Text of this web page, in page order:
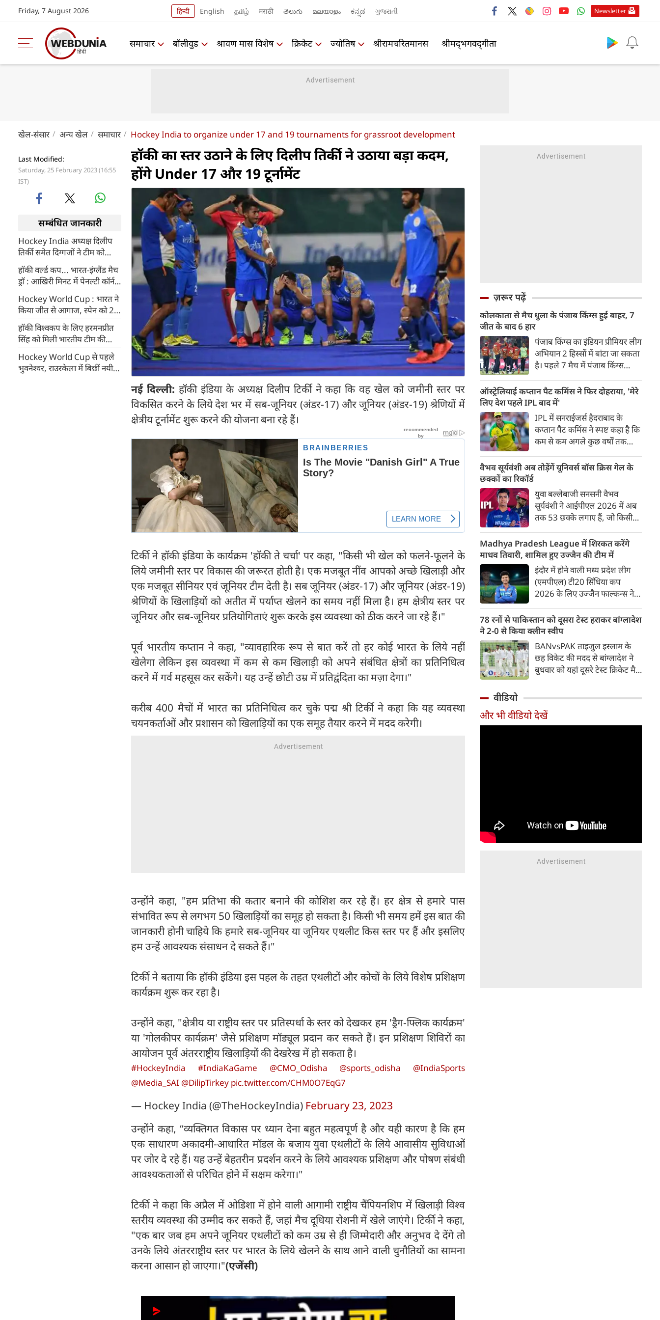
Friday, 7 August 2026 हिन्दी English தமிழ் मराठी తెలుగు മലയാളം ಕನ್ನಡ ગુજરાતી Newsletter
समाचार बॉलीवुड श्रावण मास विशेष क्रिकेट ज्योतिष श्रीरामचरितमानस श्रीमद्‍भगवद्‍गीता
खेल-संसार अन्य खेल समाचार Hockey India to organize under 17 and 19 tournaments for grassroot development
Last Modified:
Saturday, 25 February 2023 (16:55
IST)
सम्बंधित जानकारी
Hockey India अध्यक्ष दिलीप
तिर्की समेत दिग्गजों ने टीम को
विश्वकप में औसत प्रदर्शन पर
लताड़ा
हॉकी वर्ल्ड कप... भारत-इंग्लैंड मैच
ड्रॉ : आखिरी मिनट में पेनल्टी कॉर्नर
चूका इंग्लैंड, भारत ग्रुप-डी में अब
भी नंबर-2
Hockey World Cup : भारत ने
किया जीत से आगाज, स्पेन को 2-0
से हराया
हॉकी विश्वकप के लिए हरमनप्रीत
सिंह को मिली भारतीय टीम की
कमान, यह है पूरी टीम
Hockey World Cup से पहले
भुवनेश्वर, राउरकेला में बिछीं नयी
हॉकी का स्तर उठाने के लिए दिलीप तिर्की ने उठाया बड़ा कदम,
होंगे Under 17 और 19 टूर्नामेंट
नई दिल्ली: हॉकी इंडिया के अध्यक्ष दिलीप टिर्की ने कहा कि वह खेल को जमीनी स्तर पर
विकसित करने के लिये देश भर में सब-जूनियर (अंडर-17) और जूनियर (अंडर-19) श्रेणियों में
क्षेत्रीय टूर्नामेंट शुरू करने की योजना बना रहे हैं।
टिर्की ने हॉकी इंडिया के कार्यक्रम 'हॉकी ते चर्चा' पर कहा, "किसी भी खेल को फलने-फूलने के
लिये जमीनी स्तर पर विकास की जरूरत होती है। एक मजबूत नींव आपको अच्छे खिलाड़ी और
एक मजबूत सीनियर एवं जूनियर टीम देती है। सब जूनियर (अंडर-17) और जूनियर (अंडर-19)
श्रेणियों के खिलाड़ियों को अतीत में पर्याप्त खेलने का समय नहीं मिला है। हम क्षेत्रीय स्तर पर
जूनियर और सब-जूनियर प्रतियोगिताएं शुरू करके इस व्यवस्था को ठीक करने जा रहे हैं।"
पूर्व भारतीय कप्तान ने कहा, "व्यावहारिक रूप से बात करें तो हर कोई भारत के लिये नहीं
खेलेगा लेकिन इस व्यवस्था में कम से कम खिलाड़ी को अपने संबंधित क्षेत्रों का प्रतिनिधित्व
करने में गर्व महसूस कर सकेंगे। यह उन्हें छोटी उम्र में प्रतिद्वंदिता का मज़ा देगा।"
करीब 400 मैचों में भारत का प्रतिनिधित्व कर चुके पद्म श्री टिर्की ने कहा कि यह व्यवस्था
चयनकर्ताओं और प्रशासन को खिलाड़ियों का एक समूह तैयार करने में मदद करेगी।
उन्होंने कहा, "हम प्रतिभा की कतार बनाने की कोशिश कर रहे हैं। हर क्षेत्र से हमारे पास
संभावित रूप से लगभग 50 खिलाड़ियों का समूह हो सकता है। किसी भी समय हमें इस बात की
जानकारी होनी चाहिये कि हमारे सब-जूनियर या जूनियर एथलीट किस स्तर पर हैं और इसलिए
हम उन्हें आवश्यक संसाधन दे सकते हैं।"
टिर्की ने बताया कि हॉकी इंडिया इस पहल के तहत एथलीटों और कोचों के लिये विशेष प्रशिक्षण
कार्यक्रम शुरू कर रहा है।
उन्होंने कहा, "क्षेत्रीय या राष्ट्रीय स्तर पर प्रतिस्पर्धा के स्तर को देखकर हम 'ड्रैग-फ्लिक कार्यक्रम'
या 'गोलकीपर कार्यक्रम' जैसे प्रशिक्षण मॉड्यूल प्रदान कर सकते हैं। इन प्रशिक्षण शिविरों का
आयोजन पूर्व अंतरराष्ट्रीय खिलाड़ियों की देखरेख में हो सकता है।
#HockeyIndia #IndiaKaGame @CMO_Odisha @sports_odisha
@IndiaSports
@Media_SAI @DilipTirkey pic.twitter.com/CHM0O7EqG7
— Hockey India (@TheHockeyIndia) February 23, 2023
उन्होंने कहा, “व्यक्तिगत विकास पर ध्यान देना बहुत महत्वपूर्ण है और यही कारण है कि हम
एक साधारण अकादमी-आधारित मॉडल के बजाय युवा एथलीटों के लिये आवासीय सुविधाओं
पर जोर दे रहे हैं। यह उन्हें बेहतरीन प्रदर्शन करने के लिये आवश्यक प्रशिक्षण और पोषण संबंधी
आवश्यकताओं से परिचित होने में सक्षम करेगा।"
टिर्की ने कहा कि अप्रैल में ओडिशा में होने वाली आगामी राष्ट्रीय चैंपियनशिप में खिलाड़ी विश्व
स्तरीय व्यवस्था की उम्मीद कर सकते हैं, जहां मैच दूधिया रोशनी में खेले जाएंगे। टिर्की ने कहा,
"एक बार जब हम अपने जूनियर एथलीटों को कम उम्र से ही जिम्मेदारी और अनुभव दे देंगे तो
उनके लिये अंतरराष्ट्रीय स्तर पर भारत के लिये खेलने के साथ आने वाली चुनौतियों का सामना
करना आसान हो जाएगा।"(एजेंसी)
ज़रूर पढ़ें
कोलकाता से मैच धुला के पंजाब किंग्स हुई बाहर, 7
जीत के बाद 6 हार
पंजाब किंग्स का इंडियन प्रीमियर लीग
अभियान 2 हिस्सों में बांटा जा सकता
है। पहले 7 मैच में पंजाब किंग्स
उसे हार का सामना करना पड़ा इसके
बाद अंतिम मैच वह जरूर जीती
लेकिन तब तक उसकी किस्मत
लखनऊ के हाथ लिखी गई थी।
ऑस्ट्रेलियाई कप्तान पैट कमिंस ने फिर दोहराया, 'मेरे
लिए देश पहले IPL बाद में'
IPL में सनराईजर्स हैदराबाद के
कप्तान पैट कमिंस ने स्पष्ट कहा है कि
कम से कम अगले कुछ वर्षों तक
प्राथमिकता होगी। यह बयान उस चर्चा
के बीच आया है, जिसमें कहा जा रहा
है कि ऑस्ट्रेलिया के कुछ बड़े खिलाड़ी
IPL से आगे बढ़कर अन्य फ्रेंचाइजी
क्रिकेट खेलने के लिए राष्ट्रीय टीम से
दूरी बना सकते हैं।
वैभव सूर्यवंशी अब तोड़ेंगें यूनिवर्स बॉस क्रिस गेल के
छक्कों का रिकॉर्ड
युवा बल्लेबाजी सनसनी वैभव
सूर्यवंशी ने आईपीएल 2026 में अब
तक 53 छक्के लगाए हैं, जो किसी
टूर्नामेंट में दूसरे सबसे ज़्यादा हैं। सबसे
ज़्यादा 59 छक्के क्रिस गेल ने
आईपीएल 2012 में लगाए थे।
सूर्यवंशी की नज़रें अब गेल के रिकॉर्ड
पर होंगी।
Madhya Pradesh League में शिरकत करेंगे
माधव तिवारी, शामिल हुए उज्जैन की टीम में
इंदौर में होने वाली मध्य प्रदेश लीग
(एमपीएल) टी20 सिंधिया कप
2026 के लिए उज्जैन फाल्कन्स ने
जिसमें युवा ऑलराउंडर माधव तिवारी
सबसे बड़े आकर्षण के रूप में
उभरकर सामने आए हैं। इंडियन
प्रीमियर लीग में दिल्ली कैपिटल्स का
हिस्सा रहे माधव तिवारी इस समय
मध्य प्रदेश के सबसे चर्चित युवा
78 रनों से पाकिस्तान को दूसरा टेस्ट हराकर बांग्लादेश
ने 2-0 से किया क्लीन स्वीप
BANvsPAK ताइजुल इस्लाम के
छह विकेट की मदद से बांग्लादेश ने
बुधवार को यहां दूसरे टेस्ट क्रिकेट मैच
का पीछा करते हुए 358 रन पर
आउट हो गई। बांग्लादेश ने पहला
वीडियो
और भी वीडियो देखें